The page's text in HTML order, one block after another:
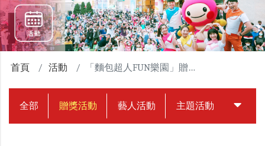
首頁 活動 「麵包超人FUN樂園」贈票活動
全部 贈獎活動 藝人活動 主題活動 中獎名